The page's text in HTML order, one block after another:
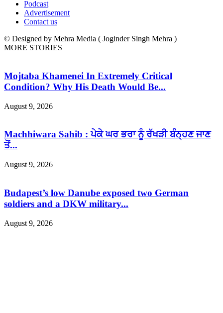
Podcast
Advertisement
Contact us
© Designed by Mehra Media ( Joginder Singh Mehra )
MORE STORIES
Mojtaba Khamenei In Extremely Critical
Condition? Why His Death Would Be...
August 9, 2026
Machhiwara Sahib : ਪੇਕੇ ਘਰ ਭਰਾ ਨੂੰ ਰੱਖੜੀ ਬੰਨ੍ਹਣ ਜਾਣ
ਤੋਂ...
August 9, 2026
Budapest’s low Danube exposed two German
soldiers and a DKW military...
August 9, 2026